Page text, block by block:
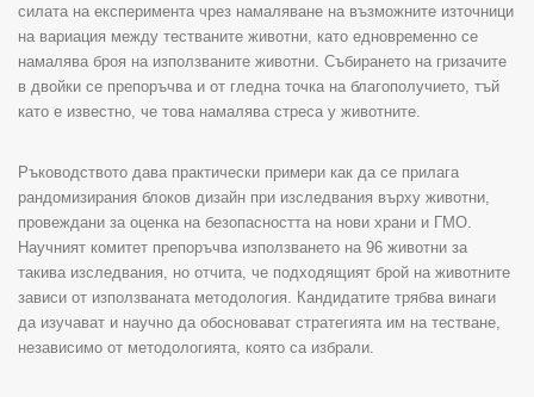
силата на експеримента чрез намаляване на възможните източници
на вариация между тестваните животни, като едновременно се
намалява броя на използваните животни. Събирането на гризачите
в двойки се препоръчва и от гледна точка на благополучието, тъй
като е известно, че това намалява стреса у животните.
Ръководството дава практически примери как да се прилага
рандомизирания блоков дизайн при изследвания върху животни,
провеждани за оценка на безопасността на нови храни и ГМО.
Научният комитет препоръчва използването на 96 животни за
такива изследвания, но отчита, че подходящият брой на животните
зависи от използваната методология. Кандидатите трябва винаги
да изучават и научно да обосновават стратегията им на тестване,
независимо от методологията, която са избрали.